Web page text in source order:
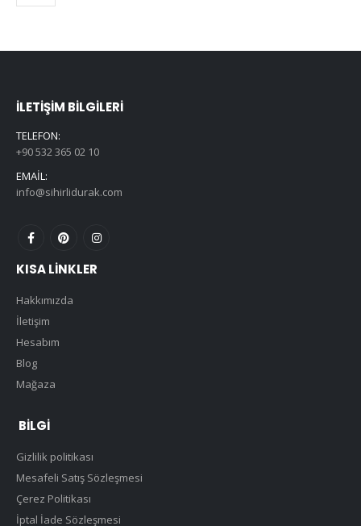
İLETIŞIM BILGILERI
TELEFON:
+90 532 365 02 10
EMAIL:
info@sihirlidurak.com
KISA LINKLER
Hakkımızda
İletişim
Hesabım
Blog
Mağaza
BILGI
Gizlilik politikası
Mesafeli Satış Sözleşmesi
Çerez Politikası
İptal İade Sözleşmesi